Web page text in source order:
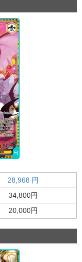
28,968 円
34,800円
20,000円